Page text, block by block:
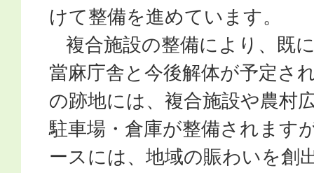
けて整備を進めています。
複合施設の整備により、既
當麻庁舎と今後解体が予定さ
の跡地には、複合施設や農村
駐車場・倉庫が整備されます
ースには、地域の賑わいを創